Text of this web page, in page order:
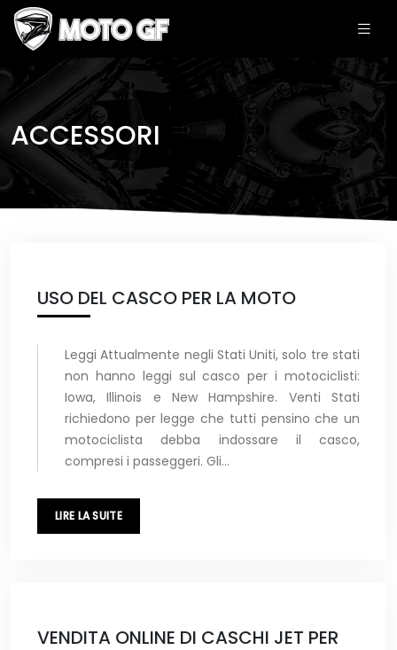
ACCESSORI
USO DEL CASCO PER LA MOTO
Leggi Attualmente negli Stati Uniti, solo tre stati
non hanno leggi sul casco per i motociclisti:
Iowa, Illinois e New Hampshire. Venti Stati
richiedono per legge che tutti pensino che un
motociclista debba indossare il casco,
compresi i passeggeri. Gli…
LIRE LA SUITE
VENDITA ONLINE DI CASCHI JET PER